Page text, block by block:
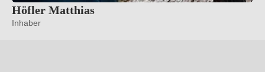
Höfler Matthias
Inhaber